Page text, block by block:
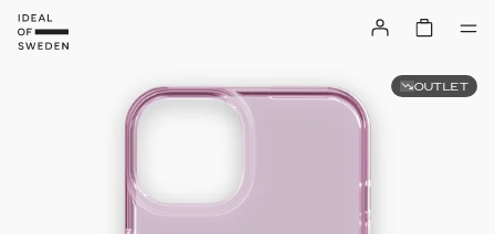
OUTLET